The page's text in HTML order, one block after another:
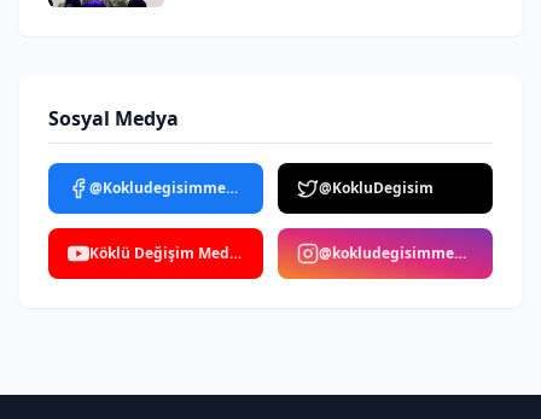
Sosyal Medya
@Kokludegisimmedya @KokluDegisim
Köklü Değişim Medya @kokludegisimmedya